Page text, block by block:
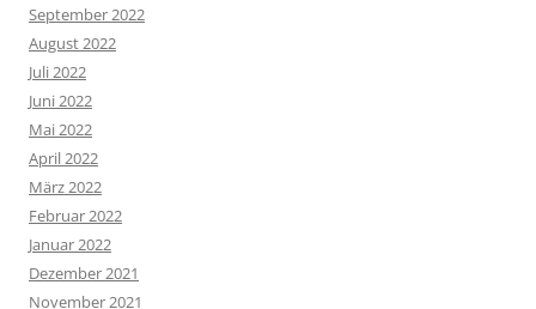
September 2022
August 2022
Juli 2022
Juni 2022
Mai 2022
April 2022
März 2022
Februar 2022
Januar 2022
Dezember 2021
November 2021